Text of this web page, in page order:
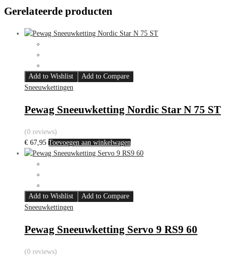
Gerelateerde producten
Add to Wishlist
Add to Compare
Sneeuwkettingen
Pewag Sneeuwketting Nordic Star N 75 ST
(0 reviews)
€ 67,95 Toevoegen aan winkelwagen
Add to Wishlist
Add to Compare
Sneeuwkettingen
Pewag Sneeuwketting Servo 9 RS9 60
(0 reviews)